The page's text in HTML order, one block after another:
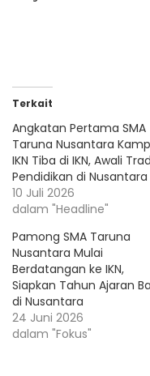
Terkait
Angkatan Pertama SMA
Taruna Nusantara
IKN Tiba di IKN, Awali
Pendidikan di Nusantara
10 Juli 2026
dalam "Headline"
Pamong SMA Taruna
Nusantara Mulai
Berdatangan ke IKN,
Siapkan Tahun Ajaran
di Nusantara
24 Juni 2026
dalam "Fokus"